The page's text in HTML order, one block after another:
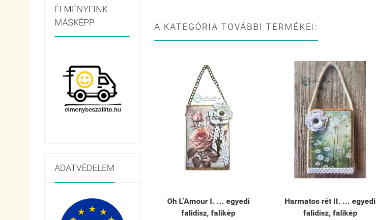
ÉLMÉNYEINK
MÁSKÉPP
ADATVÉDELEM
A KATEGÓRIA TOVÁBBI TERMÉKEI:
Oh L’Amour I. ... egyedi
falidísz, falikép
Harmatos rét II. ... egyedi
falidísz, falikép